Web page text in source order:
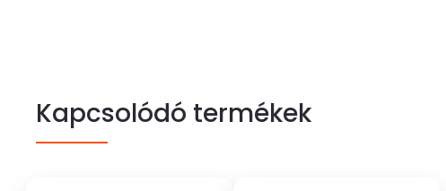
Kapcsolódó termékek